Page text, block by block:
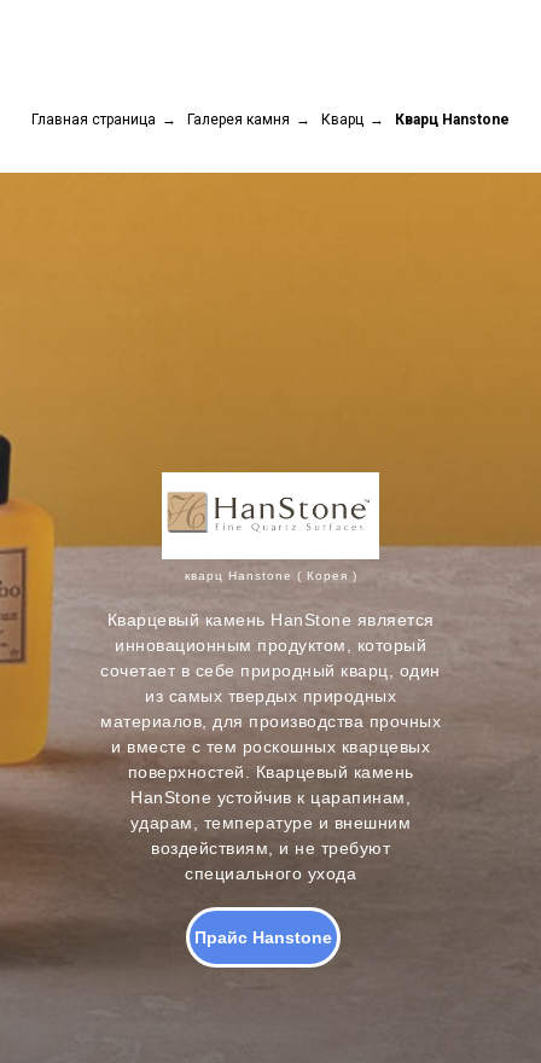
Главная страница → Галерея камня → Кварц → Кварц Hanstone
кварц Hanstone ( Корея )
Кварцевый камень HanStone является
инновационным продуктом, который
сочетает в себе природный кварц, один
из самых твердых природных
материалов, для производства прочных
и вместе с тем роскошных кварцевых
поверхностей. Кварцевый камень
HanStone устойчив к царапинам,
ударам, температуре и внешним
воздействиям, и не требуют
специального ухода
Прайс Hanstone